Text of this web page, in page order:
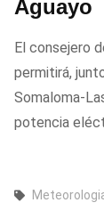
Aguayo
El consejero
permitirá,
Somaloma-
potencia